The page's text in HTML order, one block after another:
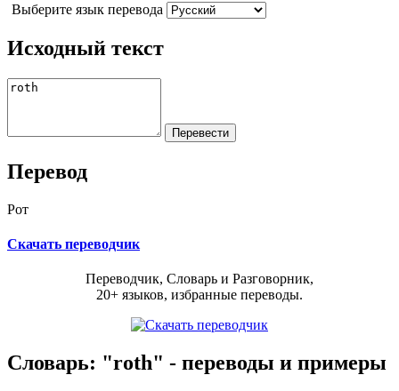
Выберите язык перевода
Исходный текст
Перевод
Рот
Скачать переводчик
Переводчик, Словарь и Разговорник,
20+ языков, избранные переводы.
Словарь: "roth" - переводы и примеры